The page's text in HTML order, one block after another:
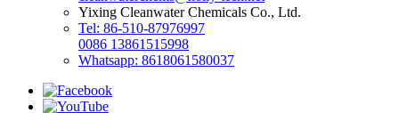
Yixing Cleanwater Chemicals Co., Ltd.
Tel: 86-510-87976997
0086 13861515998
Whatsapp: 8618061580037